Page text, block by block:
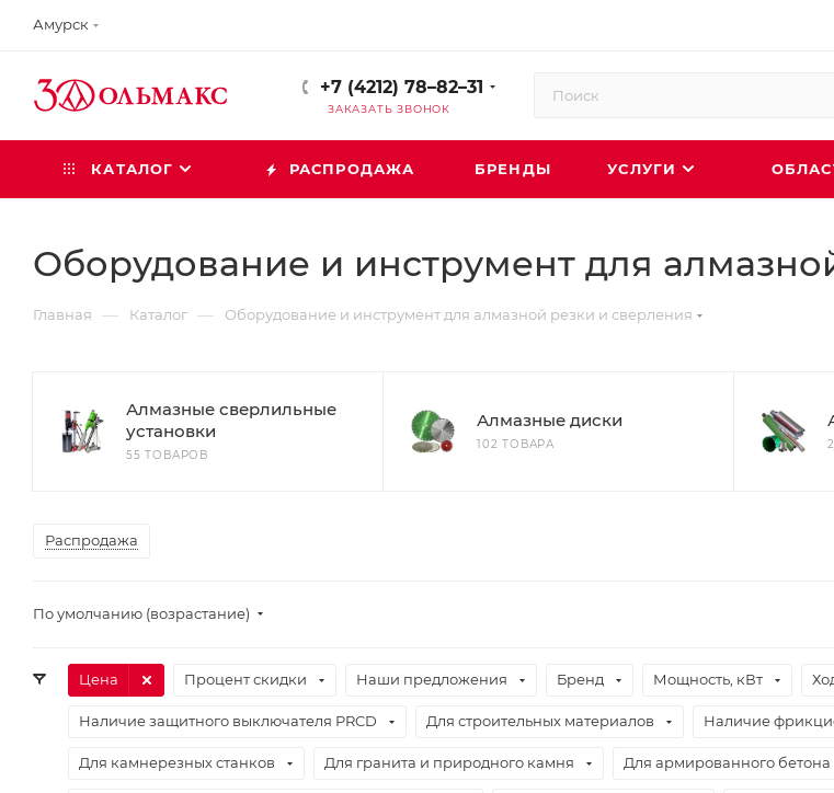
Амурск
+7 (4212) 78–82–31
ЗАКАЗАТЬ ЗВОНОК
КАТАЛОГ РАСПРОДАЖА БРЕНДЫ УСЛУГИ
Оборудование и инструмент для
Главная — Каталог — Оборудование и инструмент для алмазной резки и сверления
Алмазные сверлильные
установки
55 ТОВАРОВ
Алмазные диски
102 ТОВАРА
Распродажа
По умолчанию (возрастание)
Цена Процент скидки Наши предложения Бренд Мощность, кВт
Наличие защитного выключателя PRCD Для строительных материалов Наличие
Для камнерезных станков Для гранита и природного камня Для армированного бетона